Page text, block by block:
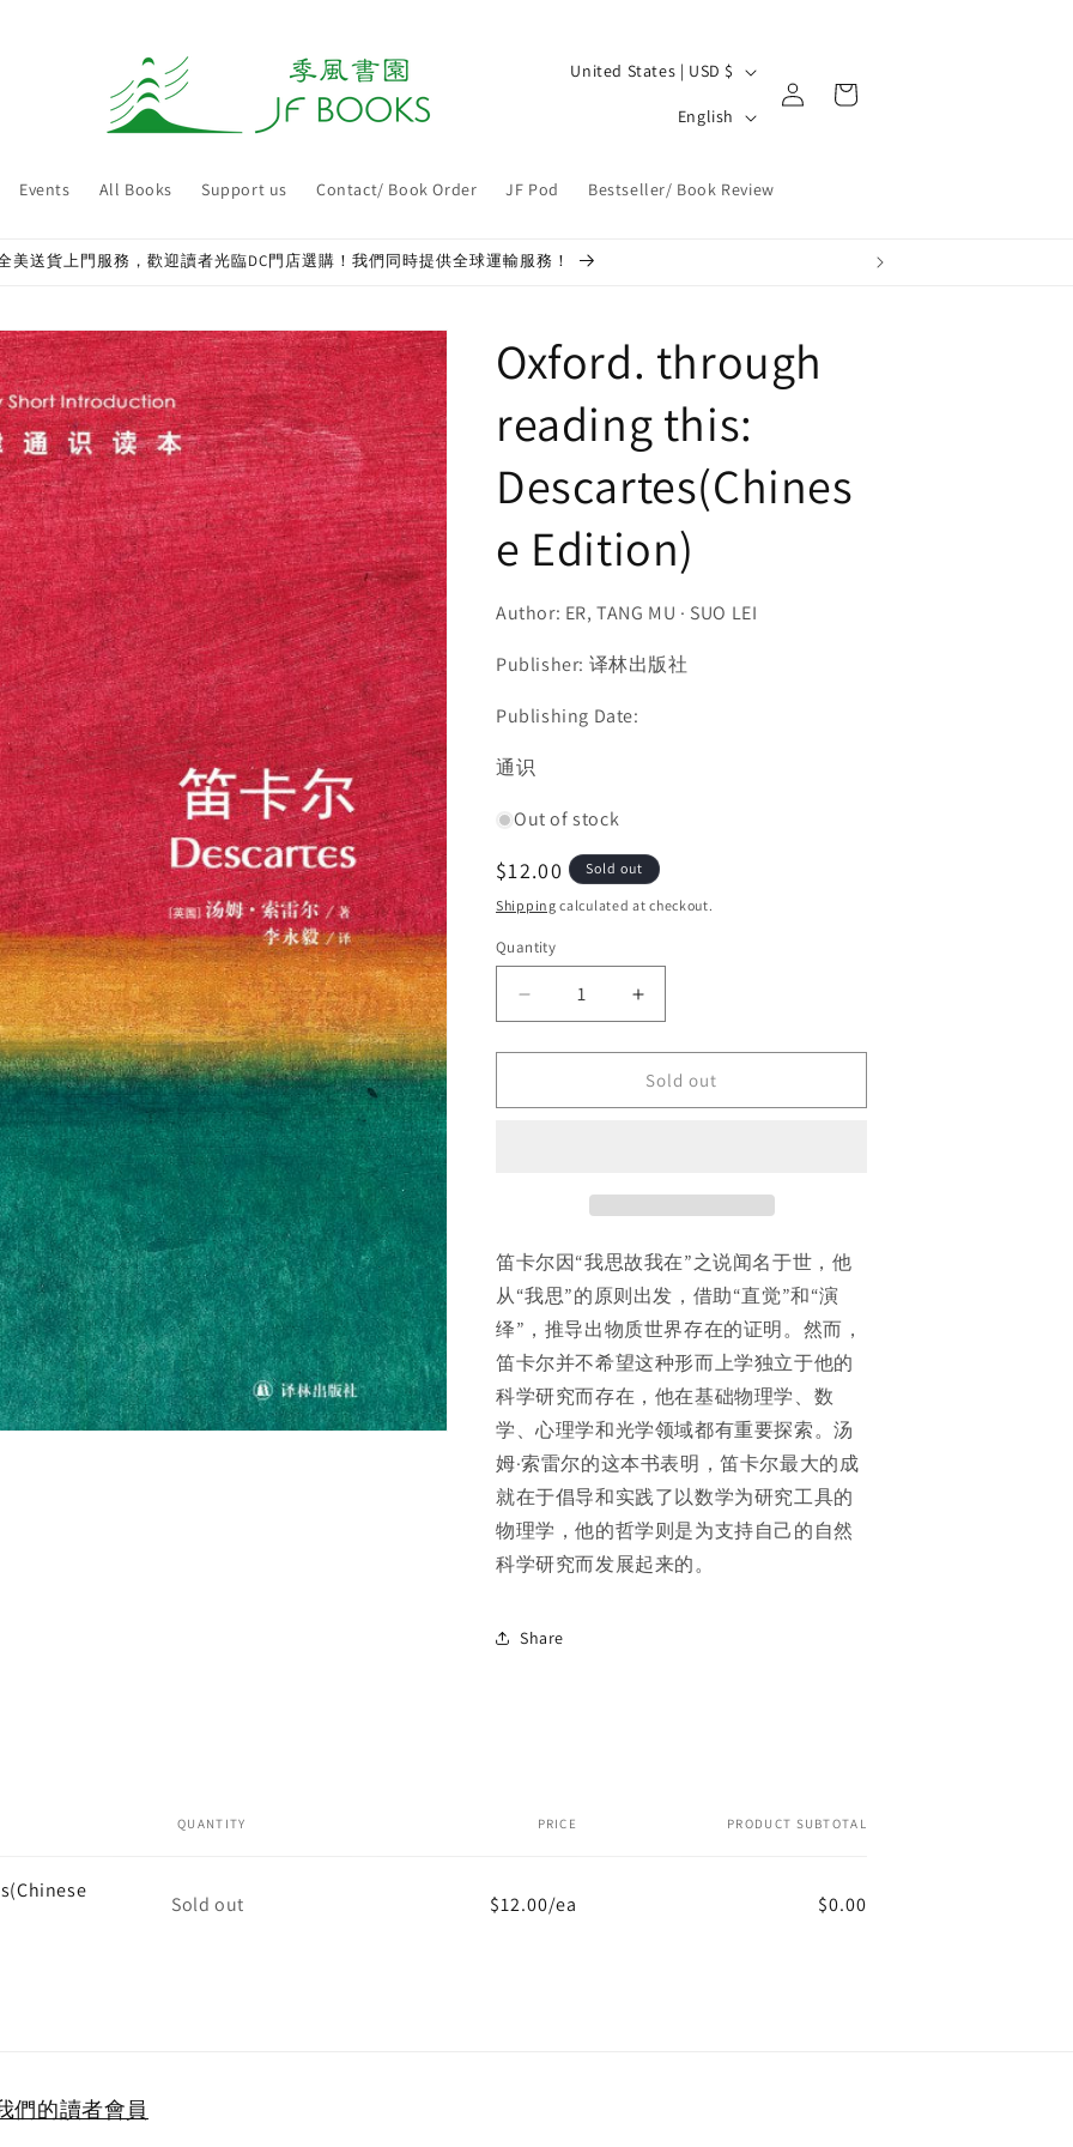
Events All Books Support us Contact/ Book Order JF Pod Bestseller/ Book Review
C
n
r
r
g
i
o
n
United States | USD $
n
g
e
English
in
Cart
美送貨上門服務，歡迎讀者光臨DC門店選購！我們同時提供全球運輸服務！
Oxford. through
reading this:
Descartes(Chines
e Edition)
Author: ER, TANG MU · SUO LEI
Publisher: 译林出版社
Publishing Date:
SKU:
通识
Out of stock
Regular
price
$12.00 Sold out
Shipping calculated at checkout.
Quantity
Decrease
quantity
for
through
Increase
quantity
for
Oxford.
through
Sold out
笛卡尔因“我思故我在”之说闻名于世，他
从“我思”的原则出发，借助“直觉”和“演
绎”，推导出物质世界存在的证明。然而，
笛卡尔并不希望这种形而上学独立于他的
科学研究而存在，他在基础物理学、数
学、心理学和光学领域都有重要探索。汤
姆·索雷尔的这本书表明，笛卡尔最大的成
就在于倡导和实践了以数学为研究工具的
物理学，他的哲学则是为支持自己的自然
科学研究而发展起来的。
Share
QUANTITY PRICE PRODUCT SUBTOTAL
Quantity
Sold out $12.00/ea $0.00
們的讀者會員